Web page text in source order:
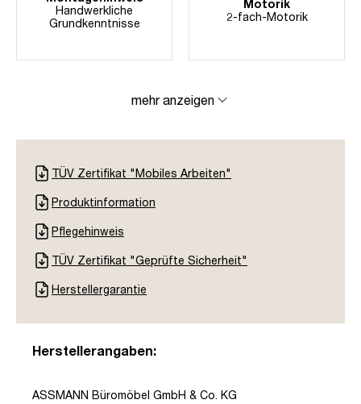
Handwerkliche
Grundkenntnisse
Motorik
2-fach-Motorik
mehr anzeigen
TÜV Zertifikat "Mobiles Arbeiten"
Produktinformation
Pflegehinweis
TÜV Zertifikat "Geprüfte Sicherheit"
Herstellergarantie
Herstellerangaben:
ASSMANN Büromöbel GmbH & Co. KG